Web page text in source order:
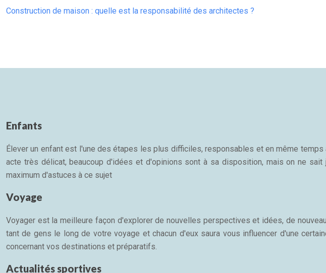
Construction de maison : quelle est la responsabilité des architectes ?
Enfants
Élever un enfant est l'une des étapes les plus difficiles, responsables et en même
acte très délicat, beaucoup d'idées et d'opinions sont à sa disposition, mais on ne
maximum d'astuces à ce sujet
Voyage
Voyager est la meilleure façon d'explorer de nouvelles perspectives et idées, de
tant de gens le long de votre voyage et chacun d'eux saura vous influencer d'une
concernant vos destinations et préparatifs.
Actualités sportives